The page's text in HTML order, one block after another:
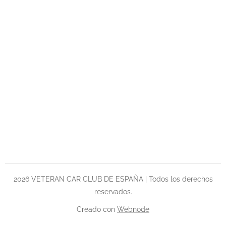
2026 VETERAN CAR CLUB DE ESPAÑA | Todos los derechos
reservados.
Creado con Webnode